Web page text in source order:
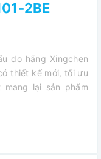
2BE
do hãng Xingchen
thiết kế mới, tối ưu
lại sản phẩm
bật quạt) hoặc